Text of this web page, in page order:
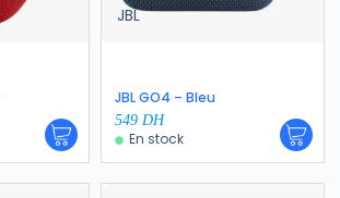
JBL
JBL GO4 – Bleu
549 DH
En stock